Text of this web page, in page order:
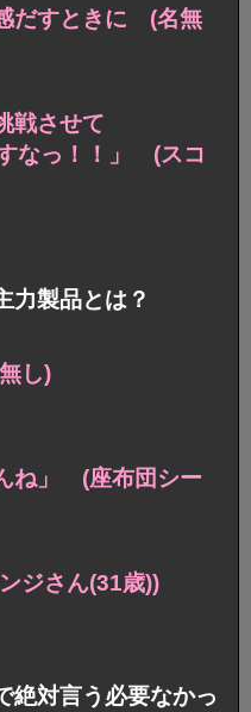
だすときに (名無
戦させて
すなっ！！」 (スコ
力製品とは？
し)
ね」 (座布団シー
ジさん(31歳))
絶対言う必要なかっ